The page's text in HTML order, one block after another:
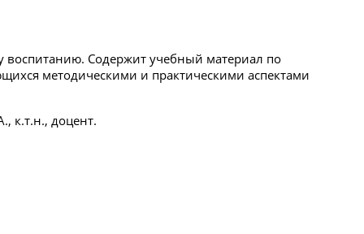
воспитанию. Содержит учебный материал по
методическими и практическими аспектами
к.т.н., доцент.